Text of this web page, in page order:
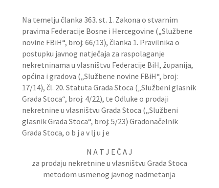
Na temelju članka 363. st. 1. Zakona o stvarnim
pravima Federacije Bosne i Hercegovine („Službene
novine FBiH“, broj: 66/13), članka 1. Pravilnika o
postupku javnog natječaja za raspolaganje
nekretninama u vlasništvu Federacije BiH, županija,
općina i gradova („Službene novine FBiH“, broj:
17/14), čl. 20. Statuta Grada Stoca („Službeni glasnik
Grada Stoca“, broj: 4/22), te Odluke o prodaji
nekretnine u vlasništvu Grada Stoca („Službeni
glasnik Grada Stoca“, broj: 5/23) Gradonačelnik
Grada Stoca, o b j a v lj u j e
N A T J E Č A J
za prodaju nekretnine u vlasništvu Grada Stoca
metodom usmenog javnog nadmetanja